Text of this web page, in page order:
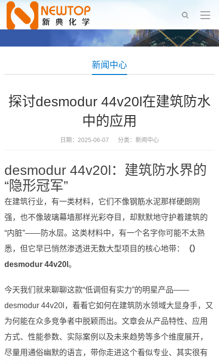
新闻中心
探讨desmodur 44v20l在建筑防水
中的应用
日期：2025-06-07 分类： 新闻中心
desmodur 44v20l：建筑防水界的
“隐形冠军”
在建筑行业，有一类材料，它们不像钢筋水泥那样硬朗刚
强，也不像玻璃幕墙那样光彩夺目，却默默地守护着建筑的
“内脏”——防水层。这类材料中，有一个名字你可能不太熟
悉，但它早已悄然渗透进无数大型项目的核心地带：
（）
desmodur 44v20l 。
今天我们就来聊聊这款“低调但有实力”的明星产品——
desmodur 44v20l，看看它如何在建筑防水领域大显身手，又
为何能在众多竞争者中脱颖而出。文章会从产品特性、应用
方式、性能参数、实际案例以及未来趋势等多个维度展开，
尽量用通俗幽默的语言，带你走进这个看似专业、其实很有